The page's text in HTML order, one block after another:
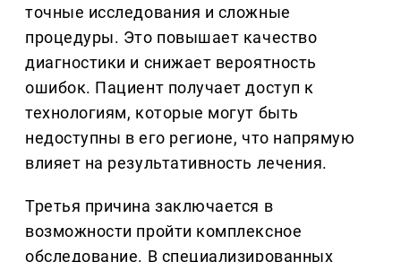
точные исследования и сложные
процедуры. Это повышает качество
диагностики и снижает вероятность
ошибок. Пациент получает доступ к
технологиям, которые могут быть
недоступны в его регионе, что напрямую
влияет на результативность лечения.
Третья причина заключается в
возможности пройти комплексное
обследование. В специализированных